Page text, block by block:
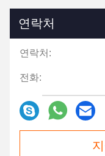
연락처
연락처:
전화: